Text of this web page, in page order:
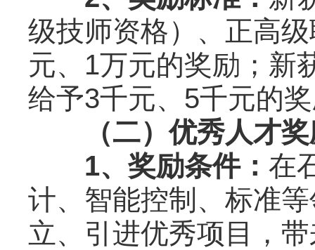
级技师资格）、正高
元、1万元的奖励；新
给予3千元、5千元的
（二）优秀人才
1、奖励条件： 在
计、智能控制、标准
立、引进优秀项目，